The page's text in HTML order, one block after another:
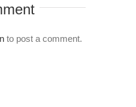
to post a comment.